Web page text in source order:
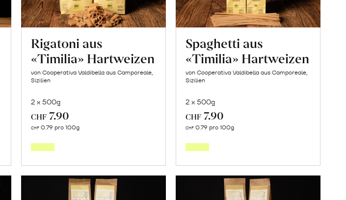
Rigatoni aus
«Timilia» Hartweizen
von Cooperativa Valdibella aus Camporeale,
Sizilien
2 x 500g
CHF 7.90
CHF 0.79 pro 100g
Spaghetti aus
«Timilia» Hartweizen
von Cooperativa Valdibella aus Camporeale,
Sizilien
2 x 500g
CHF 7.90
CHF 0.79 pro 100g